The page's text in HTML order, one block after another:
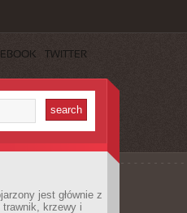
TWITTER
jest głównie z
krzewy i